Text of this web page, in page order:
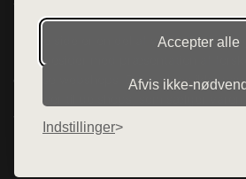
Accepter alle
Afvis
Indstillinger
Denne side er en del af want.dk, der
hjemmesider med præsentation af
diverse webshops. Der sælges ikke
varerne på lager.